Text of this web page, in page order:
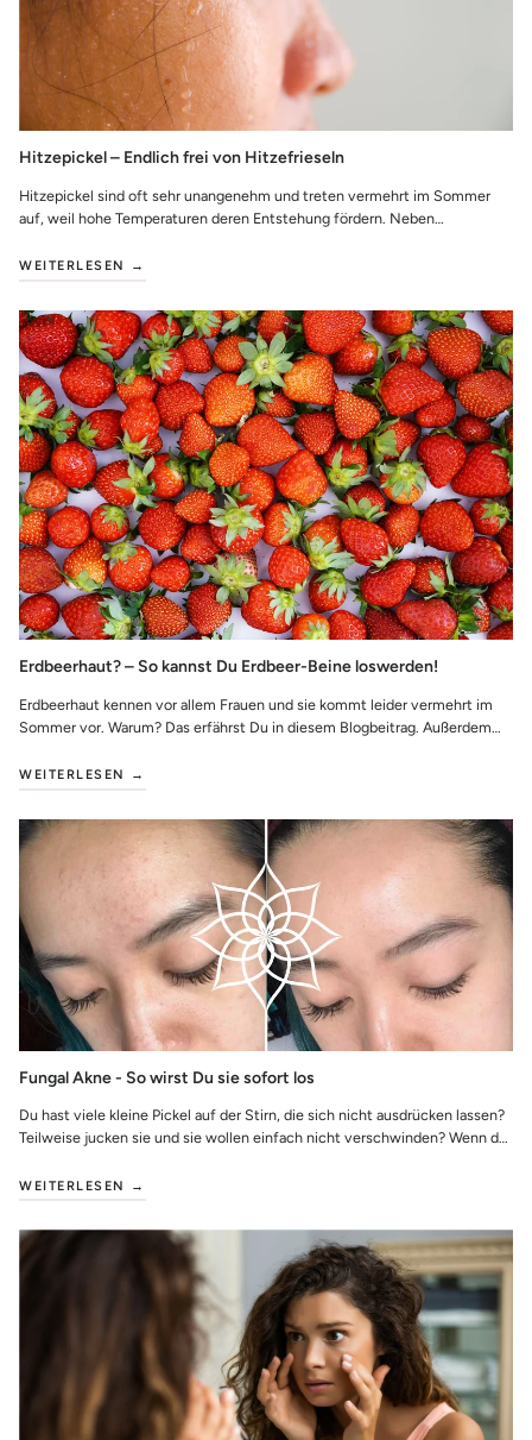
Hitzepickel – Endlich frei von Hitzefrieseln
Hitzepickel sind oft sehr unangenehm und treten vermehrt im Sommer
auf, weil hohe Temperaturen deren Entstehung fördern. Neben
WEITERLESEN →
Erdbeerhaut? – So kannst Du Erdbeer-Beine loswerden!
Erdbeerhaut kennen vor allem Frauen und sie kommt leider vermehrt im
Sommer vor. Warum? Das erfährst Du in diesem Blogbeitrag. Außerdem
WEITERLESEN →
Fungal Akne - So wirst Du sie sofort los
Du hast viele kleine Pickel auf der Stirn, die sich nicht ausdrücken lassen?
Teilweise jucken sie und sie wollen einfach nicht verschwinden? Wenn das
WEITERLESEN →